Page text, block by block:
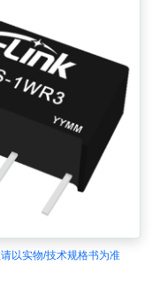
以实物/技术规格书为准